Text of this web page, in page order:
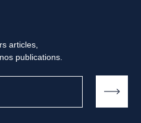
articles,
publications.